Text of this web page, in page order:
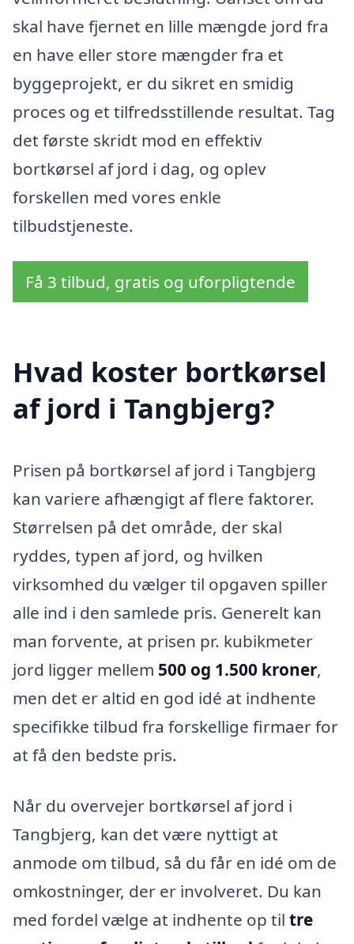
skal have fjernet en lille mængde jord fra
en have eller store mængder fra et
byggeprojekt, er du sikret en smidig
proces og et tilfredsstillende resultat. Tag
det første skridt mod en effektiv
bortkørsel af jord i dag, og oplev
forskellen med vores enkle
tilbudstjeneste.
Få 3 tilbud, gratis og uforpligtende
Hvad koster bortkørsel
af jord i Tangbjerg?
Prisen på bortkørsel af jord i Tangbjerg
kan variere afhængigt af flere faktorer.
Størrelsen på det område, der skal
ryddes, typen af jord, og hvilken
virksomhed du vælger til opgaven spiller
alle ind i den samlede pris. Generelt kan
man forvente, at prisen pr. kubikmeter
jord ligger mellem 500 og 1.500 kroner,
men det er altid en god idé at indhente
specifikke tilbud fra forskellige firmaer for
at få den bedste pris.
Når du overvejer bortkørsel af jord i
Tangbjerg, kan det være nyttigt at
anmode om tilbud, så du får en idé om de
omkostninger, der er involveret. Du kan
med fordel vælge at indhente op til tre